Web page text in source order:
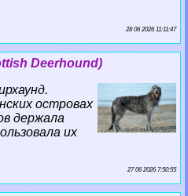
28 06 2026 11:11:47
Deerhound)
островах
держала
их
27 06 2026 7:50:55